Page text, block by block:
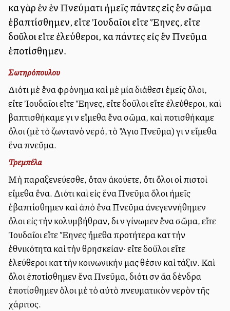
καὶ γὰρ ἐν ἑνὶ Πνεύματι ἡμεῖς πάντες εἰς ἓν σῶμα
ἐβαπτίσθημεν, εἴτε Ἰουδαῖοι εἴτε Ἕλληνες, εἴτε
δοῦλοι εἴτε ἐλεύθεροι, καὶ πάντες εἰς ἓν Πνεῦμα
ἐποτίσθημεν.
Σωτηρόπουλου
Διότι μὲ ἕνα φρόνημα καὶ μὲ μία διάθεσι ἐμεῖς ὅλοι,
εἴτε Ἰουδαῖοι εἴτε Ἕλληνες, εἴτε δοῦλοι εἴτε ἐλεύθεροι, καὶ
βαπτισθήκαμε γιὰ νὰ εἴμεθα ἕνα σῶμα, καὶ ποτισθήκαμε
ὅλοι (μὲ τὸ ζωντανὸ νερό, τὸ Ἅγιο Πνεῦμα) γιὰ νὰ εἴμεθα
ἕνα πνεῦμα.
Τρεμπέλα
Μὴ παραξενεύεσθε, ὅταν ἀκούετε, ὅτι ὅλοι οἱ πιστοὶ
εἴμεθα ἕνα. Διότι καὶ εἰς ἕνα Πνεῦμα ὅλοι ἡμεῖς
ἐβαπτίσθημεν καὶ ἀπὸ ἕνα Πνεῦμα ἀνεγεννήθημεν
ὅλοι εἰς τὴν κολυμβήθραν, διὰ νὰ γίνωμεν ἕνα σῶμα, εἴτε
Ἰουδαῖοι εἴτε Ἕλληνες ἤμεθα προτήτερα κατὰ τὴν
ἐθνικότητα καὶ τὴν θρησκείαν· εἴτε δοῦλοι εἴτε
ἐλεύθεροι κατὰ τὴν κοινωνικήν μας θέσιν καὶ τάξιν. Καὶ
ὅλοι ἐποτίσθημεν ἕνα Πνεῦμα, διότι σὰν ἄλλα δένδρα
ἐποτίσθημεν ὅλοι μὲ τὸ αὐτὸ πνευματικὸν νερὸν τῆς
χάριτος.